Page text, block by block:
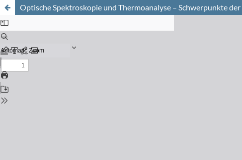
Optische Spektroskopie und Thermoanalyse – Schwerpunkte